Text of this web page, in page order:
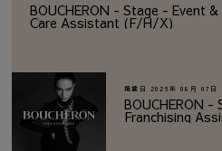
BOUCHERON - Stage - Event &
Care Assistant (F/H/X)
掲載日 2026年 08月 07日
BOUCHERON
Franchising